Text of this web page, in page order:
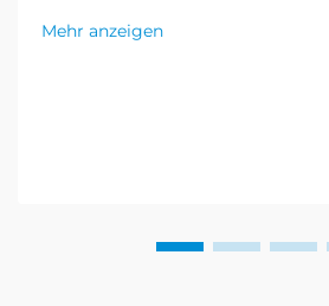
Leistung bei starker
Expertentipps.
Mehr anzeigen